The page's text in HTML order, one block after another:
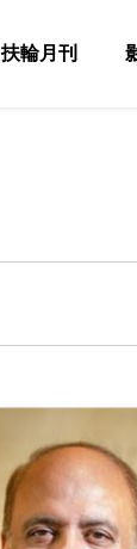
扶輪月刊